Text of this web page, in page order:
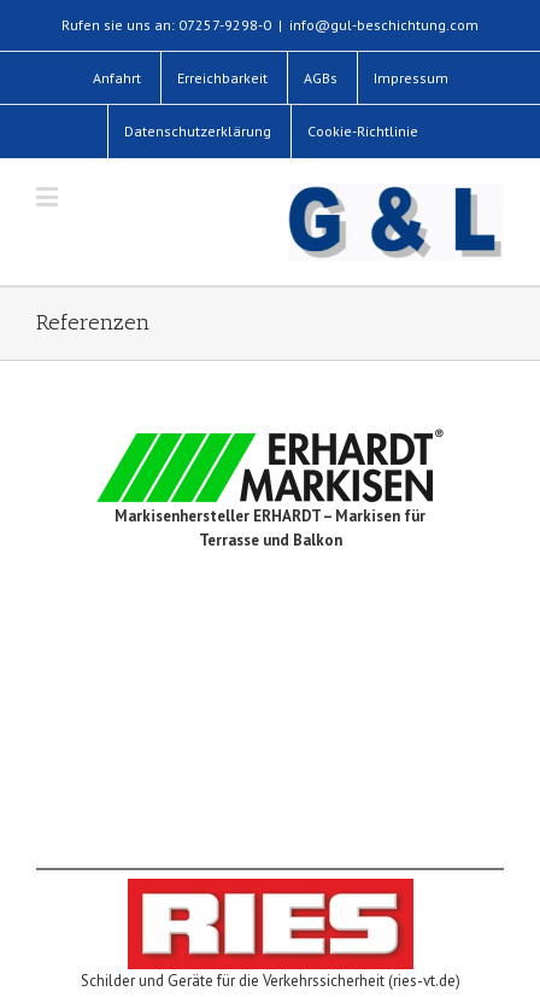
Rufen sie uns an: 07257-9298-0 | info@gul-beschichtung.com
Anfahrt Erreichbarkeit AGBs Impressum
Datenschutzerklärung Cookie-Richtlinie
Referenzen
Markisenhersteller ERHARDT – Markisen für
Terrasse und Balkon
Schilder und Geräte für die Verkehrssicherheit (ries-vt.de)